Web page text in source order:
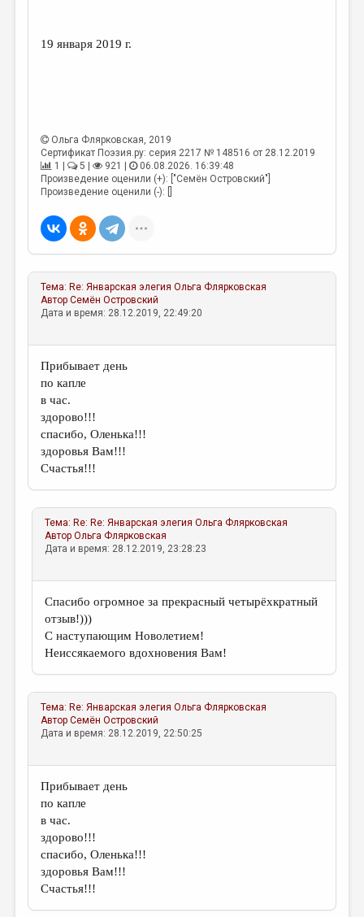
19 января 2019 г.
Ольга Флярковская, 2019
Сертификат Поэзия.ру: серия 2217 № 148516 от 28.12.2019
1 |
5 | 921 |
06.08.2026. 16:39:48
Произведение оценили (+): ["Семён Островский"]
Произведение оценили (-): []
Тема: Re: Январская элегия Ольга Флярковская
АвторСемён Островский
Дата и время: 28.12.2019, 22:49:20
Прибывает день
по капле
в час.
здорово!!!
спасибо, Оленька!!!
здоровья Вам!!!
Счастья!!!
Тема: Re: Re: Январская элегия Ольга Флярковская
АвторОльга Флярковская
Дата и время: 28.12.2019, 23:28:23
Спасибо огромное за прекрасный четырёхкратный
отзыв!)))
С наступающим Новолетием!
Неиссякаемого вдохновения Вам!
Тема: Re: Январская элегия Ольга Флярковская
АвторСемён Островский
Дата и время: 28.12.2019, 22:50:25
Прибывает день
по капле
в час.
здорово!!!
спасибо, Оленька!!!
здоровья Вам!!!
Счастья!!!